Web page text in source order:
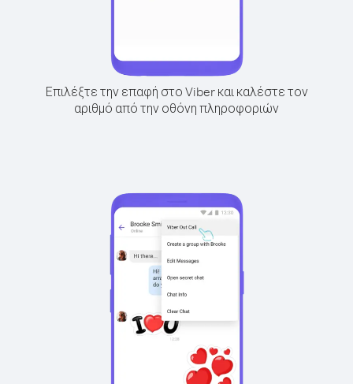
Επιλέξτε την επαφή στο Viber και καλέστε τον
αριθμό από την οθόνη πληροφοριών